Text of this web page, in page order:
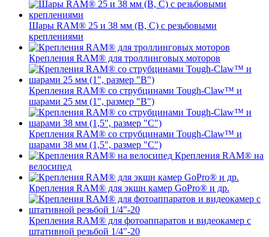
Шары RAM® 25 и 38 мм (B, C) с резьбовыми
креплениями
Крепления RAM® для троллинговых моторов
Крепления RAM® со струбцинами Tough-Claw™ и
шарами 25 мм (1", размер "B")
Крепления RAM® со струбцинами Tough-Claw™ и
шарами 38 мм (1,5", размер "C")
Крепления RAM® на
велосипед
Крепления RAM® для экшн камер GoPro® и др.
Крепления RAM® для фотоаппаратов и видеокамер с
штативной резьбой 1/4"-20